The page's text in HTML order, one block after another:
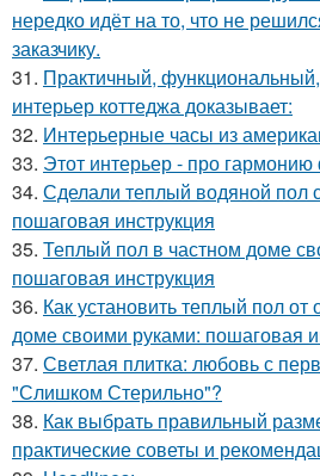
нередко идёт на то, что не
заказчику.
31. Практичный,
интерьер коттеджа доказывает:
32. Интерьерные часы из
33. Этот интерьер - про
34. Сделали теплый водяной пол
пошаговая инструкция
35. Теплый пол в частном доме
пошаговая инструкция
36. Как установить теплый пол от
доме своими руками: пошаговая
37. Светлая плитка: любовь с
"Слишком Стерильно"?
38. Как выбрать правильный
практические советы и